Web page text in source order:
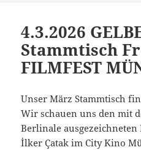
4.3.2026
Stammtisch
FILMFEST
Unser März Stammtisch
Wir schauen uns den mit
Berlinale ausgezeichneten
İlker Çatak im City Kino